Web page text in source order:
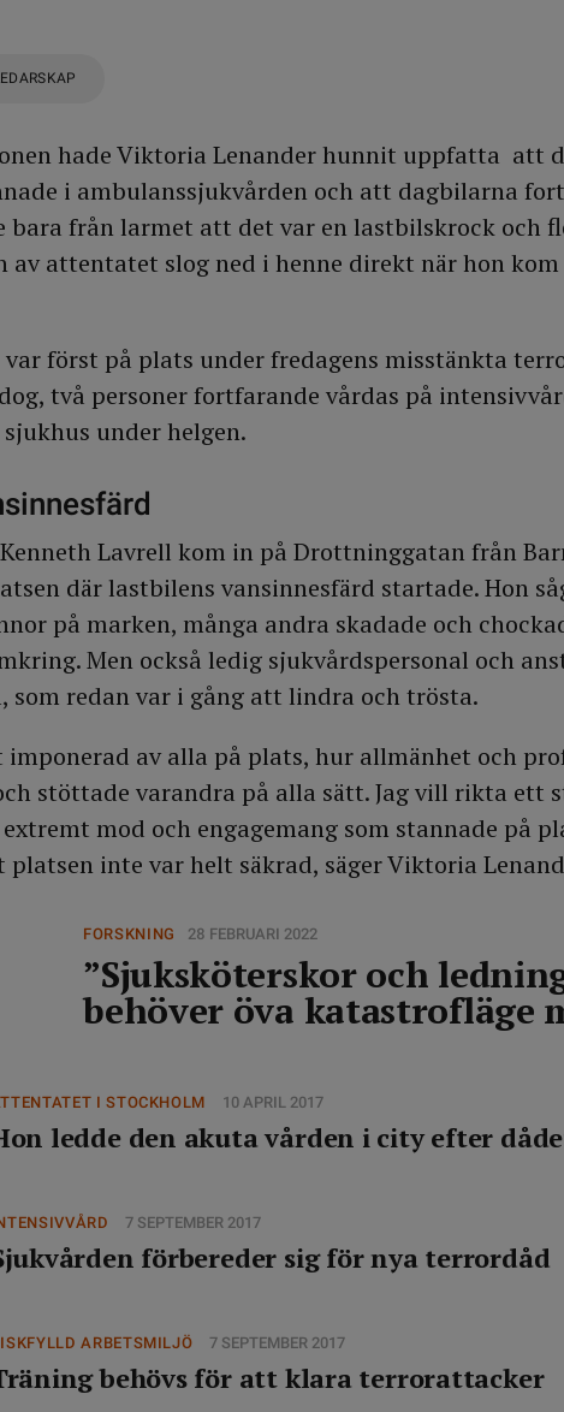
hade Viktoria Lenander hunnit uppfatta att
i ambulanssjukvården och att dagbilarna
bara från larmet att det var en lastbilskrock och
av attentatet slog ned i henne direkt när hon
var först på plats under fredagens misstänkta
två personer fortfarande vårdas på
under helgen.
Lavrell kom in på Drottninggatan från
där lastbilens vansinnesfärd startade. Hon
på marken, många andra skadade och
Men också ledig sjukvårdspersonal och
redan var i gång att lindra och trösta.
imponerad av alla på plats, hur allmänhet och
stöttade varandra på alla sätt. Jag vill rikta ett
mod och engagemang som stannade på
inte var helt säkrad, säger Viktoria
FORSKNING 28 FEBRUARI 2022
”Sjuksköterskor och
behöver öva katastrofläge
I STOCKHOLM 10 APRIL 2017
ledde den akuta vården i city efter
7 SEPTEMBER 2017
förbereder sig för nya terrordåd
ARBETSMILJÖ 7 SEPTEMBER 2017
behövs för att klara terrorattacker